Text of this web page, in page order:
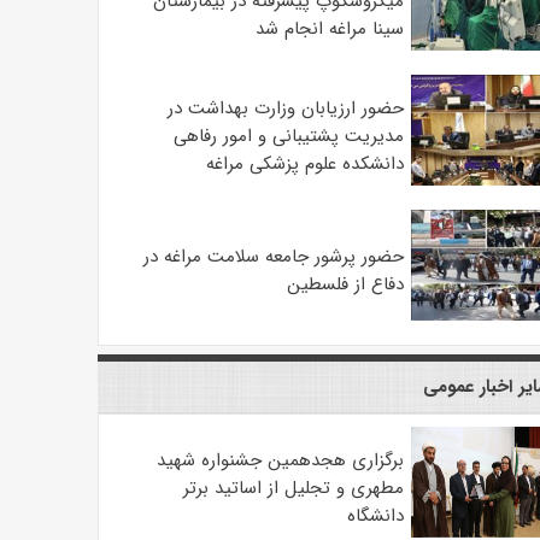
سینا مراغه انجام شد
حضور ارزیابان وزارت بهداشت در
مدیریت پشتیبانی و امور رفاهی
دانشکده علوم پزشکی مراغه
حضور پرشور جامعه سلامت مراغه در
دفاع از فلسطین
اخبار عمومی
برگزاری هجدهمین جشنواره شهید
مطهری و تجلیل از اساتید برتر
دانشگاه